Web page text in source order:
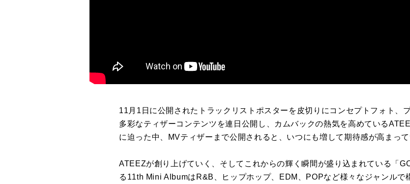
11月1日に公開されたトラックリストポスターを皮切りにコンセプトフォト、
多彩なティザーコンテンツを連日公開し、カムバックの熱気を高めている
に迫った中、MVティザーまで公開されると、いつにも増して期待感が高まって
ATEEZが創り上げていく、そしてこれからの輝く瞬間が盛り込まれている「
る11th Mini AlbumはR&B、ヒップホップ、EDM、POPなど様々なジャンルで